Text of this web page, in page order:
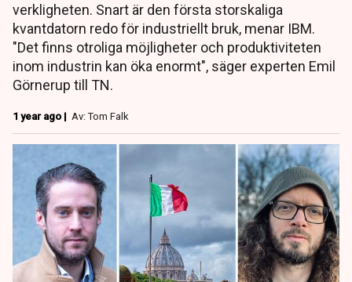
verkligheten. Snart är den första storskaliga
kvantdatorn redo för industriellt bruk, menar IBM.
"Det finns otroliga möjligheter och produktiviteten
inom industrin kan öka enormt", säger experten Emil
Görnerup till TN.
1 year ago | Av: Tom Falk